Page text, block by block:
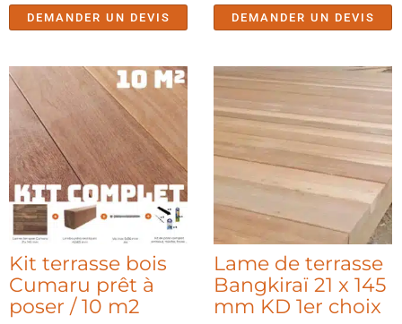
DEMANDER UN DEVIS DEMANDER UN DEVIS
Kit terrasse bois
Cumaru prêt à
poser / 10 m2
Lame de terrasse
Bangkiraï 21 x 145
mm KD 1er choix